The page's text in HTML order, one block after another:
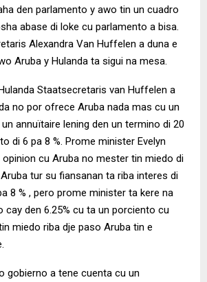
den parlamento y awo tin un cuadro
abase di loke cu parlamento a bisa.
Alexandra Van Huffelen a duna e
Aruba y Hulanda ta sigui na mesa.
Staatsecretaris van Huffelen a
no por ofrece Aruba nada mas cu un
annuïtaire lening den un termino di 20
di 6 pa 8 %. Prome minister Evelyn
opinion cu Aruba no mester tin miedo di
tur su fiansanan ta riba interes di
8 % , pero prome minister ta kere na
cay den 6.25% cu ta un porciento cu
miedo riba dje paso Aruba tin e
gobierno a tene cuenta cu un